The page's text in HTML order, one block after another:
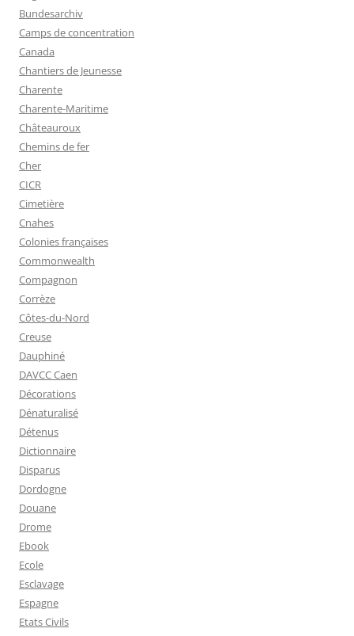
Bundesarchiv
Camps de concentration
Canada
Chantiers de Jeunesse
Charente
Charente-Maritime
Châteauroux
Chemins de fer
Cher
CICR
Cimetière
Cnahes
Colonies françaises
Commonwealth
Compagnon
Corrèze
Côtes-du-Nord
Creuse
Dauphiné
DAVCC Caen
Décorations
Dénaturalisé
Détenus
Dictionnaire
Disparus
Dordogne
Douane
Drome
Ebook
Ecole
Esclavage
Espagne
Etats Civils